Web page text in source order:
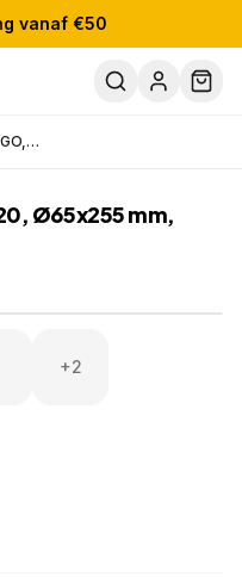
vanaf €50
Wandlamp BIGO, GU10, IP20, Ø65x255 mm, Zwart
Ø65x255 mm,
+2